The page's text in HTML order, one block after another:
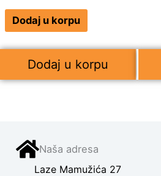
Dodaj u korpu
Dodaj u korpu
Naša adresa
Laze Mamužića 27